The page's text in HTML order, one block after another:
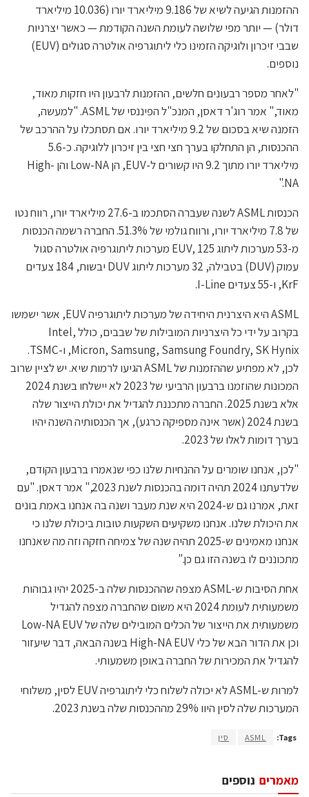
ההזמנות הגיעה לשיא של 9.186 מיליארד יורו (10.036 מיליארד
דולר) — יותר מפי שלושה לעומת השנה הקודמת — כאשר יצרניות
שבבי זיכרון ולוגיקה הזמינו כלי ליתוגרפיה אולטרה סגולים (EUV)
נוספים.
"לאחר מספר רבעונים חלשים, ההזמנות לרבעון היו חזקות מאוד,
מאוד," אמר רוג'ר דאסן, המנכ"ל הפיננסי של ASML. "למעשה,
הזמנה שיא בסכום של 9.2 מיליארד יורו. אם תסתכלו על ההרכב של
ההכנסות, הן התחלקו בערך חצי חצי בין זיכרון ללוגיקה. כ-5.6
מיליארד יורו מתוך 9.2 היו קשורים ל-EUV, הן Low-NA והן High-
NA."
הכנסות ASML לשנה שעברה הסתכמו ב-27.6 מיליארד יורו, רווח נטו
של 7.8 מיליארד יורו, ורווח גולמי של 51.3%. החברה רשמה הכנסות
מ-53 מערכות ליתוג EUV, 125 מערכות ליתוגרפיה אולטרה סגול
עמוק (DUV) בטבילה, 32 מערכות ליתוג DUV יבשות, 184 צעדים
KrF, ו-55 צעדים I-Line.
ASML היא היצרנית היחידה של מערכות ליתוגרפיה EUV, אשר ישמשו
בקרוב על ידי כל היצרניות המובילות של שבבים, כולל Intel,
Micron, Samsung, Samsung Foundry, SK Hynix, ו-TSMC.
לכן, לא מפתיע שההזמנות של ASML הגיעו לרמות שיא. יש לציין שרוב
המכונות שהוזמנו ברבעון הרביעי של 2023 לא יישלחו בשנת 2024
אלא בשנת 2025. החברה מתכננת להגדיל את יכולת הייצור שלה
בשנת 2024 (אשר אינה מספיקה כרגע), אך הכנסותיה השנה יהיו
בערך דומות לאלו של 2023.
"לכן, אנחנו שומרים על ההנחיות שלנו כפי שנאמרו ברבעון הקודם,
שלדעתנו 2024 תהיה דומה בהכנסות לשנת 2023," אמר דאסן. "עם
זאת, אמרנו גם ש-2024 היא שנת מעבר ושנה בה אנחנו באמת בונים
את היכולת שלנו. אנחנו משקיעים השקעות טובות ביכולת שלנו כי
אנחנו מאמינים ש-2025 תהיה שנה של צמיחה חזקה וזה מה שאנחנו
מתכוננים לו בשנה הזו גם כן."
אחת הסיבות ש-ASML מצפה שההכנסות שלה ב-2025 יהיו גבוהות
משמעותית לעומת 2024 היא משום שהחברה מצפה להגדיל
משמעותית את הייצור של הכלים המובילים שלה של Low-NA EUV
וכן את הדור הבא של כלי High-NA EUV בשנה הבאה, דבר שיעזור
להגדיל את המכירות של החברה באופן משמעותי.
למרות ש-ASML לא יכולה לשלוח כלי ליתוגרפיה EUV לסין, משלוחי
המערכות שלה לסין היוו 29% מההכנסות שלה בשנת 2023.
Tags:
ASML סין
נוספים מאמרים